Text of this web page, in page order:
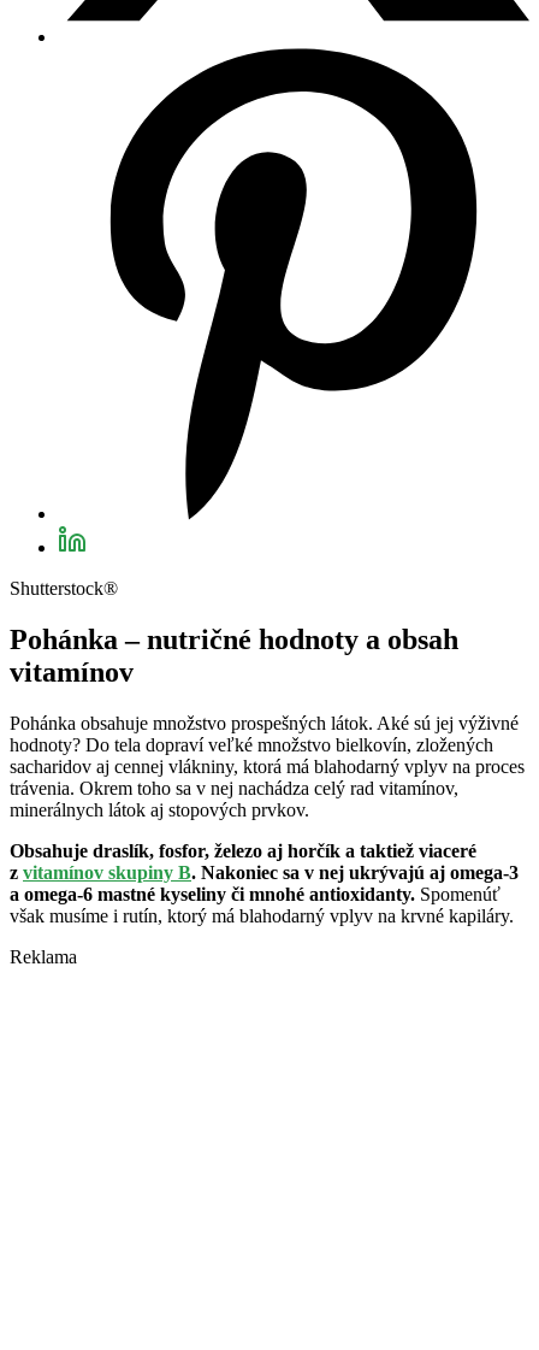
Shutterstock®
Pohánka – nutričné hodnoty a obsah
vitamínov
Pohánka obsahuje množstvo prospešných látok. Aké sú jej výživné
hodnoty? Do tela dopraví veľké množstvo bielkovín, zložených
sacharidov aj cennej vlákniny, ktorá má blahodarný vplyv na proces
trávenia. Okrem toho sa v nej nachádza celý rad vitamínov,
minerálnych látok aj stopových prvkov.
Obsahuje draslík, fosfor, železo aj horčík a taktiež viaceré
z vitamínov skupiny B. Nakoniec sa v nej ukrývajú aj omega-3
a omega-6 mastné kyseliny či mnohé antioxidanty. Spomenúť
však musíme i rutín, ktorý má blahodarný vplyv na krvné kapiláry.
Reklama